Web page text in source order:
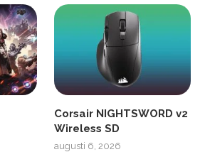
Corsair NIGHTSWORD v2
Wireless SD
augusti 6, 2026